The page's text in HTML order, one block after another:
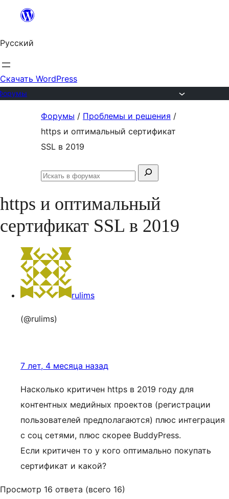
Перейти
содержимому
Русский
Скачать WordPress
содержимому
Форумы / Проблемы и решения /
https и оптимальный сертификат
SSL в 2019
Поиск:
Искать
форумах
https и оптимальный
сертификат SSL в 2019
rulims
(@rulims)
7 лет, 4 месяца назад
Насколько критичен https в 2019 году для
контентных медийных проектов (регистрации
пользователей предполагаются) плюс интеграция
с соц сетями, плюс скорее BuddyPress.
Если критичен то у кого оптимально покупать
сертификат и какой?
Просмотр 16 ответа (всего 16)